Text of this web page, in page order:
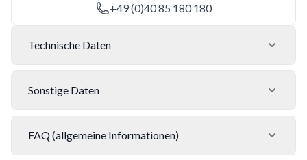
+49 (0)40 85 180 180
Technische Daten
Sonstige Daten
FAQ (allgemeine Informationen)